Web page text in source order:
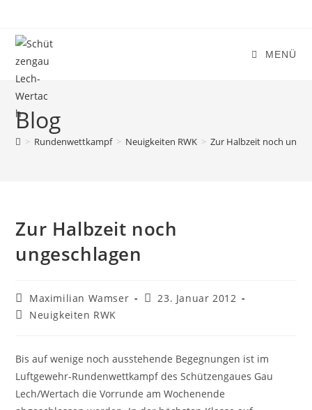
springen
MENÜ
Blog
> Rundenwettkampf > Neuigkeiten RWK > Zur Halbzeit noch
Zur Halbzeit noch
ungeschlagen
Beitrags-
Autor:
Maximilian Wamser
Beitrag
23. Januar 2012
Beitrags-
Neuigkeiten RWK
Bis auf wenige noch ausstehende Begegnungen ist im
Luftgewehr-Rundenwettkampf des Schützengaues Gau
Lech/Wertach die Vorrunde am Wochenende